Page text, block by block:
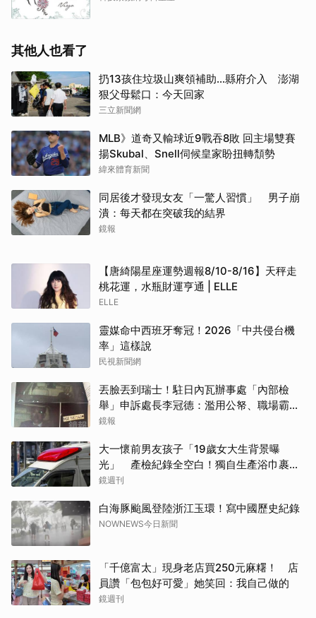
其他人也看了
扔13孩住垃圾山爽領補助…縣府介入 澎湖
狠父母鬆口：今天回家
三立新聞網
MLB》道奇又輸球近9戰吞8敗 回主場雙賽
揚Skubal、Snell伺候皇家盼扭轉頹勢
緯來體育新聞
同居後才發現女友「一驚人習慣」 男子崩
潰：每天都在突破我的結界
鏡報
【唐綺陽星座運勢週報8/10-8/16】天秤走
桃花運，水瓶財運亨通 | ELLE
ELLE
靈媒命中西班牙奪冠！2026「中共侵台機
率」這樣說
民視新聞網
丟臉丟到瑞士！駐日內瓦辦事處「內部檢
舉」申訴處長李冠德：濫用公帑、職場霸
凌、超速仔拒繳罰單 外交部要查了
鏡報
大一懷前男友孩子「19歲女大生背景曝
光」 產檢紀錄全空白！獨自生產浴巾裹嬰
屍藏家5天
鏡週刊
白海豚颱風登陸浙江玉環！寫中國歷史紀錄
NOWNEWS今日新聞
「千億富太」現身老店買250元麻糬！ 店
員讚「包包好可愛」她笑回：我自己做的
鏡週刊